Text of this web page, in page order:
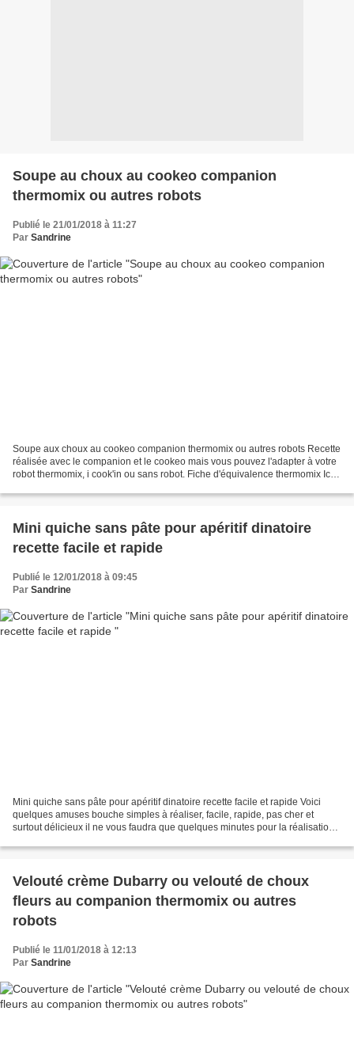
Soupe au choux au cookeo companion
thermomix ou autres robots
Publié le 21/01/2018 à 11:27
Par Sandrine
Soupe aux choux au cookeo companion thermomix ou autres robots Recette
réalisée avec le companion et le cookeo mais vous pouvez l'adapter à votre
robot thermomix, i cook'in ou sans robot. Fiche d'équivalence thermomix Ici
Mini quiche sans pâte pour apéritif dinatoire
recette facile et rapide
Publié le 12/01/2018 à 09:45
Par Sandrine
Mini quiche sans pâte pour apéritif dinatoire recette facile et rapide Voici
quelques amuses bouche simples à réaliser, facile, rapide, pas cher et
surtout délicieux il ne vous faudra que quelques minutes pour la réalisation
Velouté crème Dubarry ou velouté de choux
fleurs au companion thermomix ou autres
robots
Publié le 11/01/2018 à 12:13
Par Sandrine